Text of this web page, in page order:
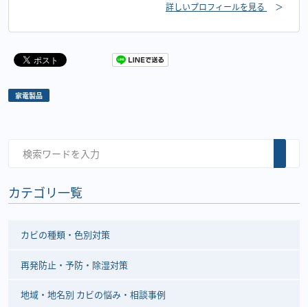
詳しいプロフィールを見る ＞
家電製品
カテゴリ一覧
カビの種類・色別対策
再発防止・予防・除湿対策
地域・地名別 カビの悩み・相談事例